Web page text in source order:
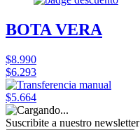
BOTA VERA
$8.990
$6.293
$5.664
Suscribite a nuestro newsletter